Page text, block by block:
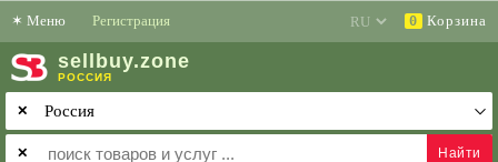
✶ Меню Регистрация 0 Корзина
sell buy.zone
РОССИЯ
✕
✕